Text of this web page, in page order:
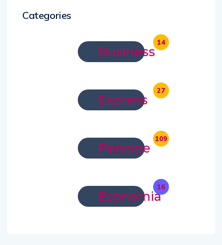
Categories
Business
14
Express
27
Persone
109
Economia
16